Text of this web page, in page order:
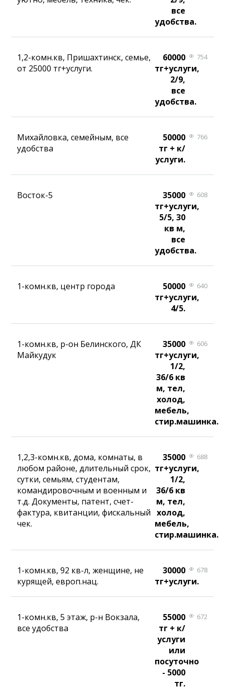
все
удобства.
1,2-комн.кв, Пришахтинск, семье,
от 25000 тг+услуги.
60000
тг+услуги,
2/9,
все
удобства.
754
Михайловка, семейным, все
удобства
50000
тг + к/
услуги.
766
Восток-5
35000
тг+услуги,
5/5, 30
кв м,
все
удобства.
608
1-комн.кв, центр города
50000
тг+услуги,
4/5.
640
1-комн.кв, р-он Белинского, ДК
Майкудук
35000
тг+услуги,
1/2,
36/6 кв
м, тел,
холод,
мебель,
стир.машинка.
606
1,2,3-комн.кв, дома, комнаты, в
любом районе, длительный срок,
сутки, семьям, студентам,
командировочным и военным и
т.д. Документы, патент, счет-
фактура, квитанции, фискальный
чек.
35000
тг+услуги,
1/2,
36/6 кв
м, тел,
холод,
мебель,
стир.машинка.
688
1-комн.кв, 92 кв-л, женщине, не
курящей, европ.нац.
30000
тг+услуги.
678
1-комн.кв, 5 этаж, р-н Вокзала,
все удобства
55000
тг + к/
услуги
или
посуточно
- 5000
тг.
672